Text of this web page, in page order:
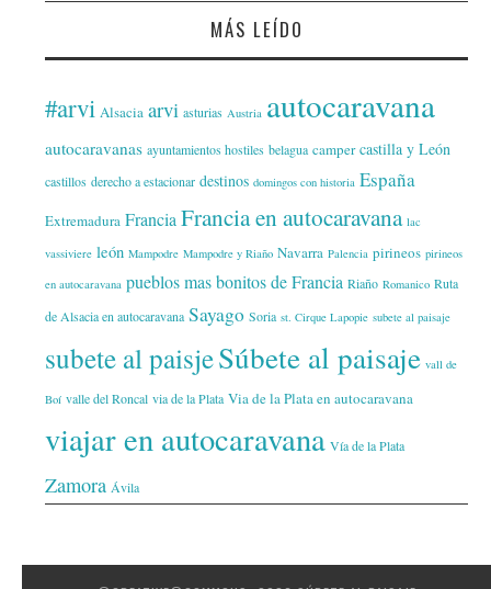
MÁS LEÍDO
#arvi Alsacia arvi asturias Austria autocaravana
autocaravanas ayuntamientos hostiles belagua camper castilla y León
castillos derecho a estacionar destinos domingos con historia España
Extremadura Francia Francia en autocaravana lac
vassiviere león Mampodre Mampodre y Riaño Navarra Palencia pirineos pirineos
en autocaravana pueblos mas bonitos de Francia Riaño Romanico Ruta
de Alsacia en autocaravana Sayago Soria st. Cirque Lapopie subete al paisaje
subete al paisjeSúbete al paisaje vall de
Boí valle del Roncal via de la Plata Via de la Plata en autocaravana
viajar en autocaravana Vía de la Plata
Zamora Ávila